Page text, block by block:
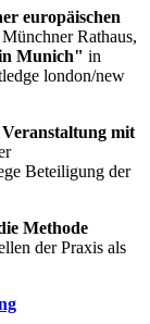
europäischen
Rathaus,
Munich" in
london/new
mit
Beteiligung der
Methode
der Praxis als